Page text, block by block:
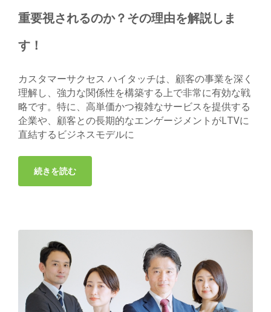
重要視されるのか？その理由を解説しま
す！
カスタマーサクセス ハイタッチは、顧客の事業を深く
理解し、強力な関係性を構築する上で非常に有効な戦
略です。特に、高単価かつ複雑なサービスを提供する
企業や、顧客との長期的なエンゲージメントがLTVに
直結するビジネスモデルに